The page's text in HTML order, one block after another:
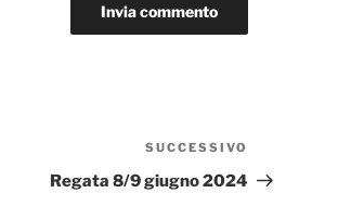
successivo
SUCCESSIVO
Regata 8/9 giugno 2024